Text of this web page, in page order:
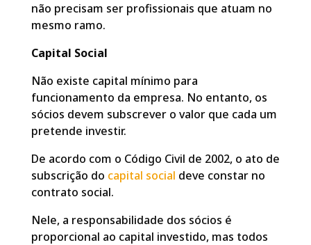
não precisam ser profissionais que atuam no
mesmo ramo.
Capital Social
Não existe capital mínimo para
funcionamento da empresa. No entanto, os
sócios devem subscrever o valor que cada um
pretende investir.
De acordo com o Código Civil de 2002, o ato de
subscrição do capital social deve constar no
contrato social.
Nele, a responsabilidade dos sócios é
proporcional ao capital investido, mas todos